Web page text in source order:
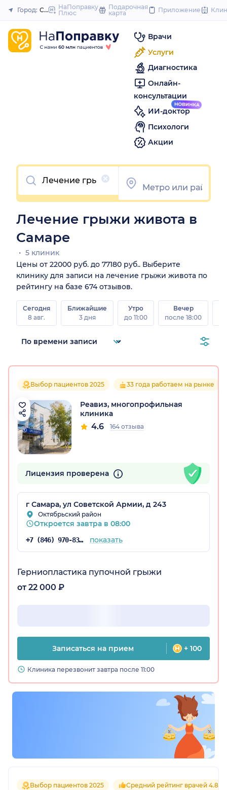
to
Закрыть
Город: СамараНаПоправку
Плюс
Подарочная
карта
Приложение
Врачи
Услуги
Диагностика
Онлайн-
консультации
ИИ-доктор
Психологи
Акции
Очистить
Лечение грыжи живота в
Самаре
5 клиник
Цены от 22000 руб. до 77180 руб.. Выберите
клинику для записи на лечение грыжи живота по
рейтингу на базе 674 отзывов.
Сегодня
8 авг.
Ближайшие
3 дня
Утро
до 11:00
Вечер
после 18:00
Выбор пациентов 2025 33 года работаем на рынке
Реавиз, многопрофильная
клиника
4.6 164 отзыва
Лицензия проверена
г Самара, ул Советской Армии, д 243
Октябрьский район
Откроется завтра в 08:00
+7 (846) 970-83-16 показать
Герниопластика пупочной грыжи
от 22 000 ₽
Записаться на прием + 100
Клиника перезвонит завтра после 11:00
Выбор пациентов 2025 Средний рейтинг врачей 4.8